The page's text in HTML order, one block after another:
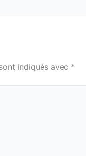
indiqués avec *